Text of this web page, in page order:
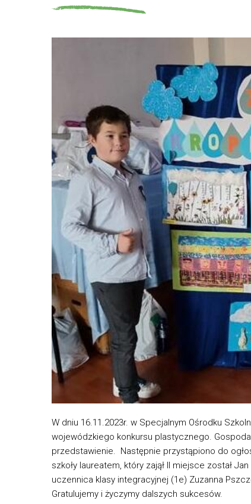
W dniu 16.11.2023r. w Specjalnym Ośrodku
wojewódzkiego konkursu plastycznego.
przedstawienie. Następnie przystąpiono do
szkoły laureatem, który zajął II miejsce został
uczennica klasy integracyjnej (1e) Zuzanna
Gratulujemy i życzymy dalszych sukcesów.